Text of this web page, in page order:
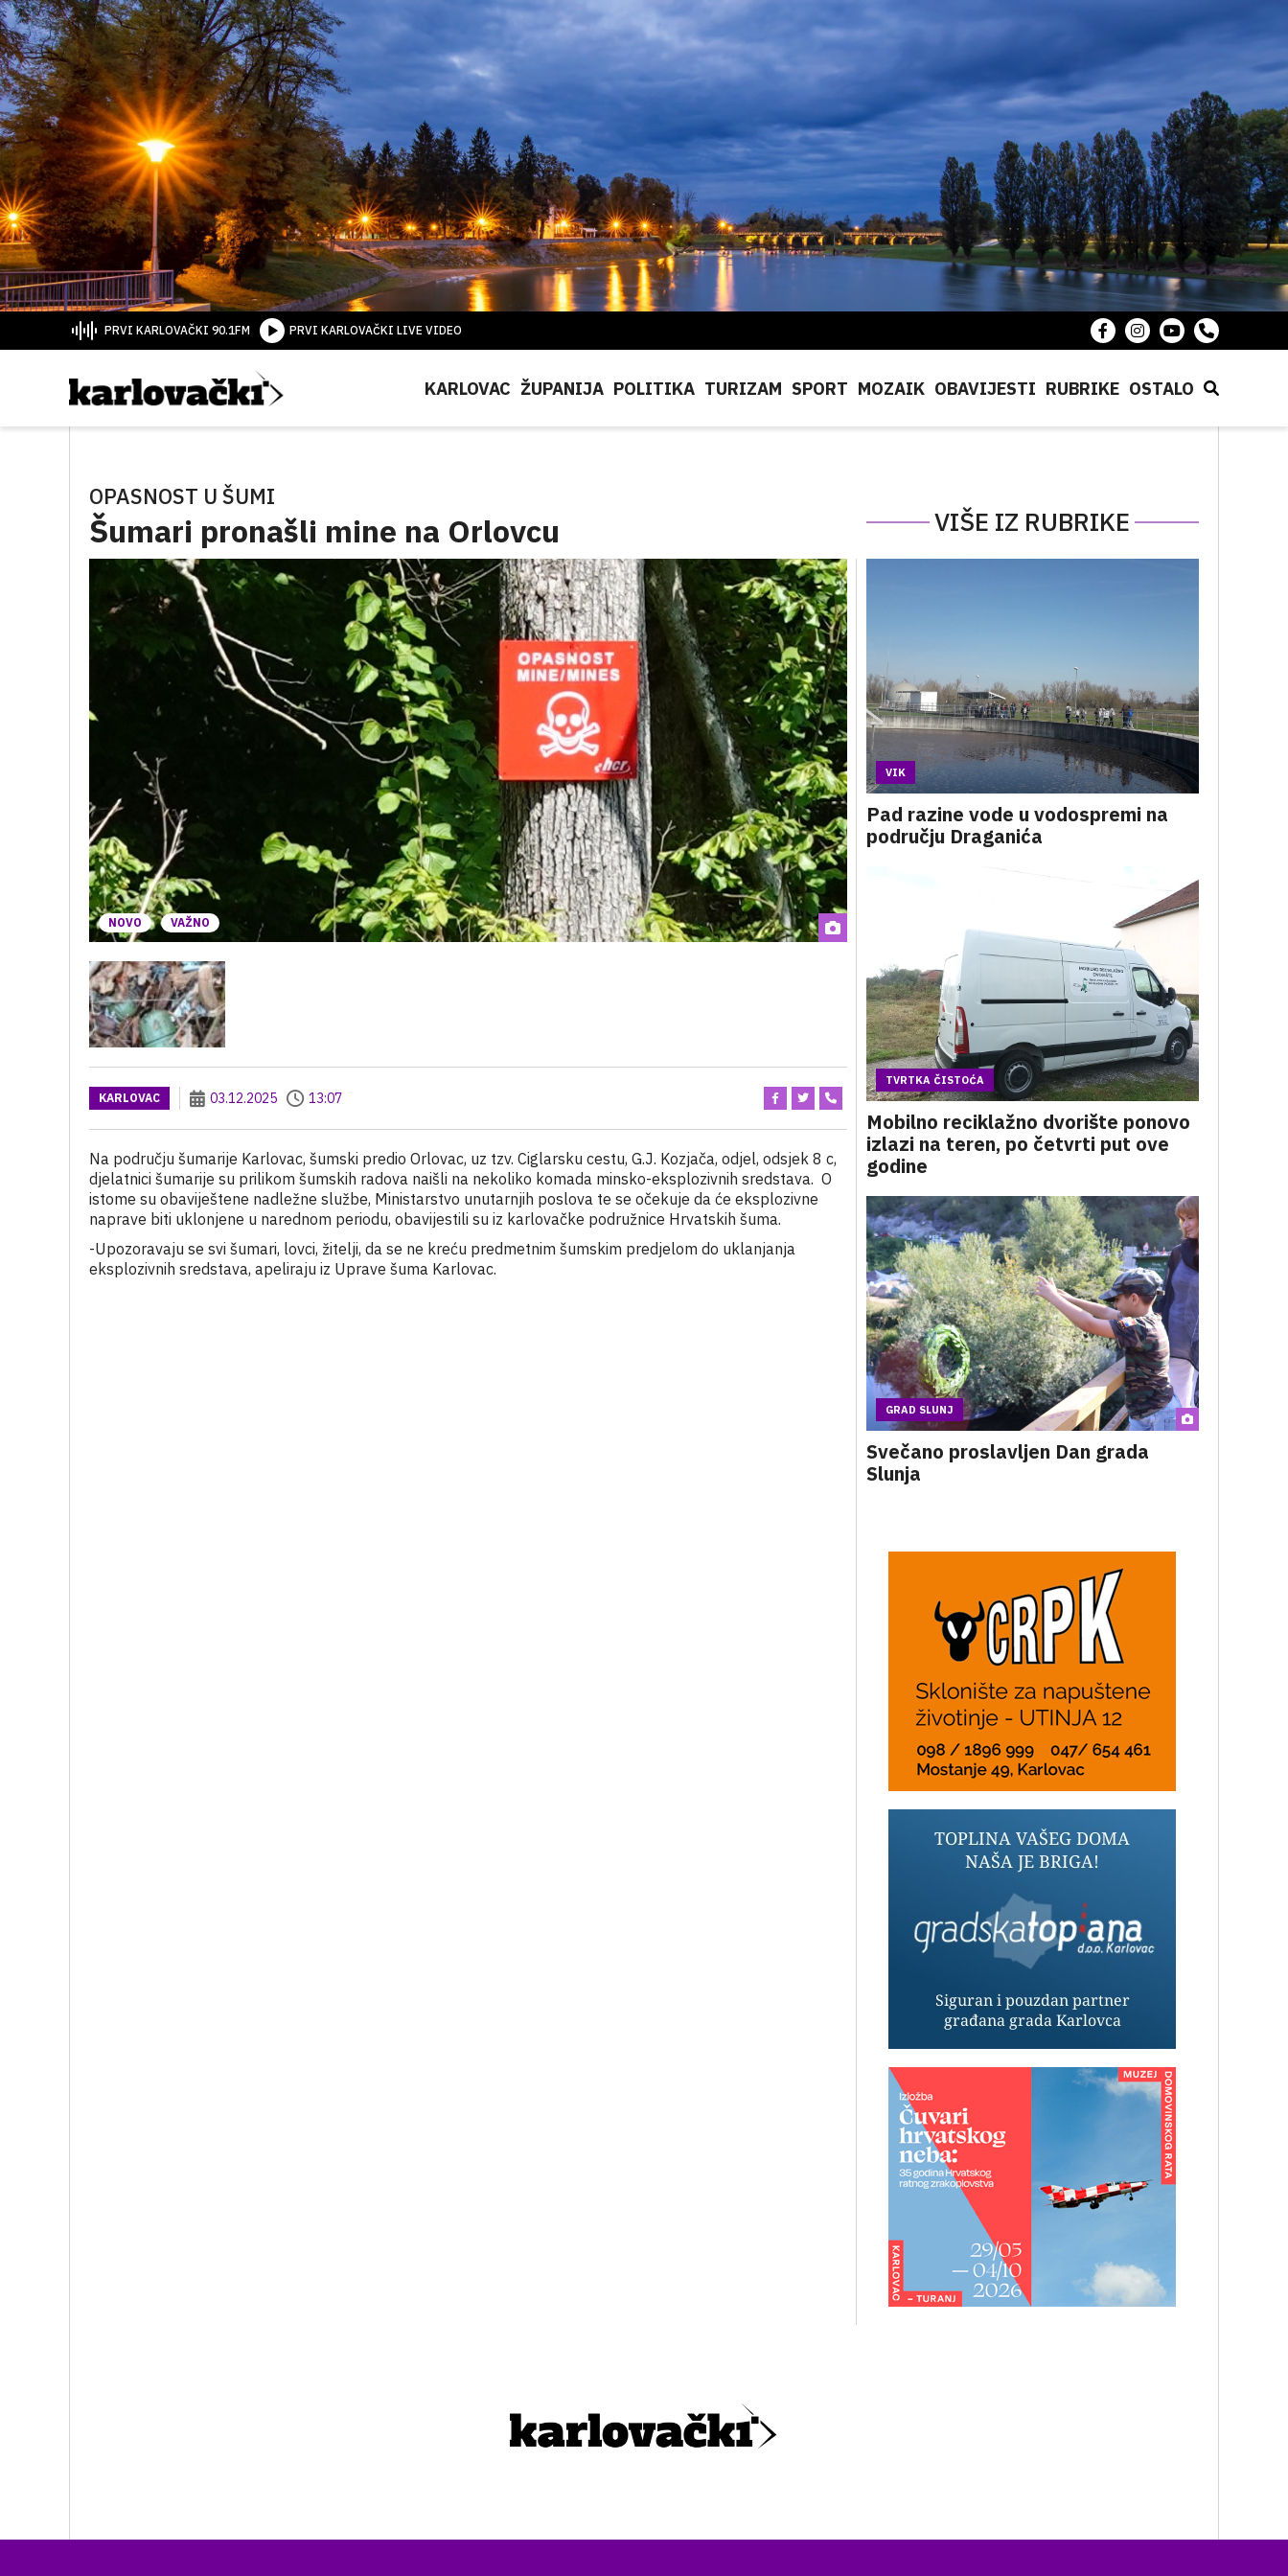
PRVI KARLOVAČKI 90.1FM PRVI KARLOVAČKI LIVE VIDEO
KARLOVAC ŽUPANIJA POLITIKA TURIZAM SPORT MOZAIK OBAVIJESTI RUBRIKE OSTALO
OPASNOST U ŠUMI
Šumari pronašli mine na Orlovcu VIŠE IZ RUBRIKE
NOVO VAŽNO
KARLOVAC 03.12.2025 13:07
Na području šumarije Karlovac, šumski predio Orlovac, uz tzv. Ciglarsku cestu, G.J. Kozjača, odjel, odsjek 8 c,
djelatnici šumarije su prilikom šumskih radova naišli na nekoliko komada minsko-eksplozivnih sredstava. O
istome su obaviještene nadležne službe, Ministarstvo unutarnjih poslova te se očekuje da će eksplozivne
naprave biti uklonjene u narednom periodu, obavijestili su iz karlovačke podružnice Hrvatskih šuma.
-Upozoravaju se svi šumari, lovci, žitelji, da se ne kreću predmetnim šumskim predjelom do uklanjanja
eksplozivnih sredstava, apeliraju iz Uprave šuma Karlovac.
VIK
Pad razine vode u vodospremi na
području Draganića
TVRTKA ČISTOĆA
Mobilno reciklažno dvorište ponovo
izlazi na teren, po četvrti put ove
godine
GRAD SLUNJ
Svečano proslavljen Dan grada
Slunja